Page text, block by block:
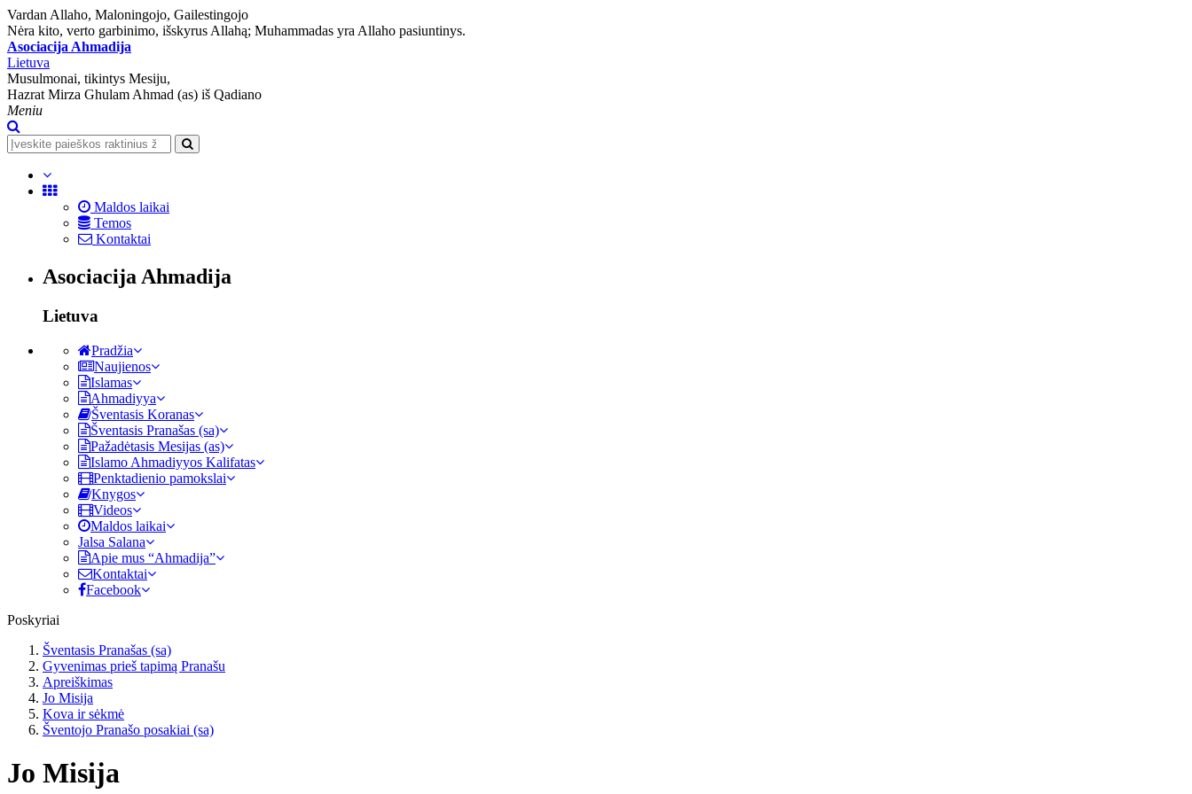
Vardan Allaho, Maloningojo, Gailestingojo
Nėra kito, verto garbinimo, išskyrus Allahą; Muhammadas yra Allaho pasiuntinys.
Asociacija Ahmadija
Lietuva
Musulmonai, tikintys Mesiju,
Hazrat Mirza Ghulam Ahmad (as) iš Qadiano
Meniu
Maldos laikai
Temos
Kontaktai
Asociacija Ahmadija
Lietuva
Pradžia
Naujienos
Islamas
Ahmadiyya
Šventasis Koranas
Šventasis Pranašas (sa)
Pažadėtasis Mesijas (as)
Islamo Ahmadiyyos Kalifatas
Penktadienio pamokslai
Knygos
Videos
Maldos laikai
Jalsa Salana
Apie mus “Ahmadija”
Kontaktai
Facebook
Poskyriai
Šventasis Pranašas (sa)
Gyvenimas prieš tapimą Pranašu
Apreiškimas
Jo Misija
Kova ir sėkmė
Šventojo Pranašo posakiai (sa)
Jo Misija